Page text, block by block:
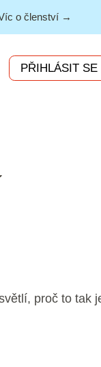
o členství →
PŘIHLÁSIT SE
proč to tak